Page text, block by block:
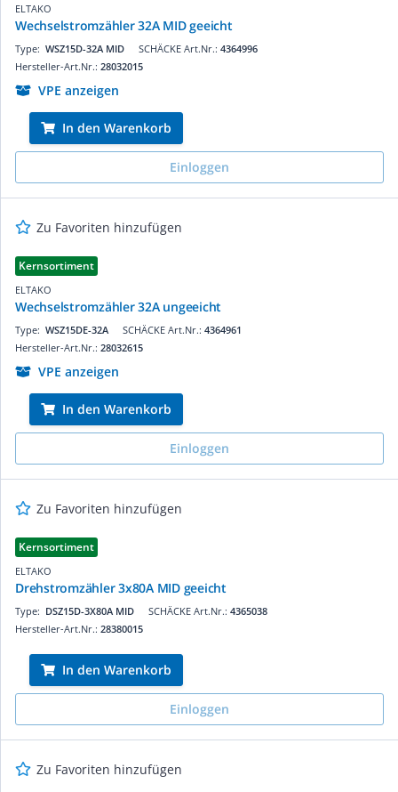
ELTAKO
Wechselstromzähler 32A MID geeicht
SCHÄCKE Art.Nr.: 4364996
Type: WSZ15D-32A MID
Hersteller-Art.Nr.: 28032015
VPE anzeigen
In den Warenkorb
Einloggen
Zu Favoriten hinzufügen
Kernsortiment
ELTAKO
Wechselstromzähler 32A ungeeicht
SCHÄCKE Art.Nr.: 4364961
Type: WSZ15DE-32A
Hersteller-Art.Nr.: 28032615
VPE anzeigen
In den Warenkorb
Einloggen
Zu Favoriten hinzufügen
Kernsortiment
ELTAKO
Drehstromzähler 3x80A MID geeicht
SCHÄCKE Art.Nr.: 4365038
Type: DSZ15D-3X80A MID
Hersteller-Art.Nr.: 28380015
In den Warenkorb
Einloggen
Zu Favoriten hinzufügen